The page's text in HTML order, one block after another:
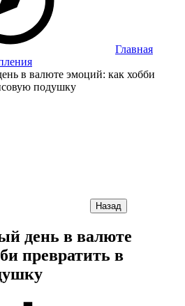
Главная
в валюте эмоций: как хобби
подушку
Назад
день в валюте
превратить в